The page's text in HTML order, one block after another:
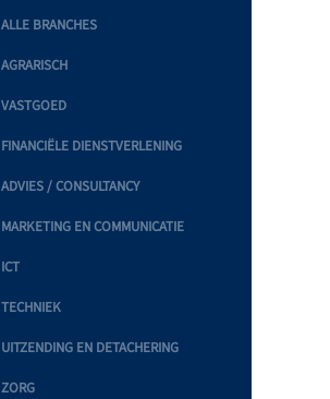
ALLE BRANCHES
AGRARISCH
VASTGOED
FINANCIËLE DIENSTVERLENING
ADVIES / CONSULTANCY
MARKETING EN COMMUNICATIE
ICT
TECHNIEK
UITZENDING EN DETACHERING
ZORG